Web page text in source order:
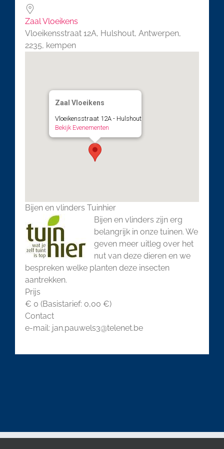
Zaal Vloeikens
Vloeikensstraat 12A, Hulshout, Antwerpen,
2235, kempen
Zaal Vloeikens
Vloeikensstraat 12A - Hulshout
Bekijk Evenementen
Bijen en vlinders Tuinhier
Bijen en vlinders zijn erg
belangrijk in onze tuinen. We
geven meer uitleg over het
nut van deze dieren en we
bespreken welke planten deze insecten
aantrekken.
Prijs
€ 0 (Basistarief: 0,00 €)
Contact
e-mail: jan.pauwels3@telenet.be